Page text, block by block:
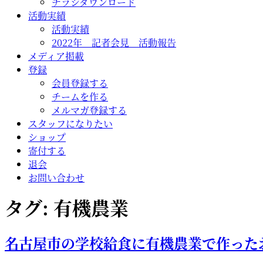
活動実績
活動実績
2022年 記者会見 活動報告
メディア掲載
登録
会員登録する
チームを作る
メルマガ登録する
スタッフになりたい
ショップ
寄付する
退会
お問い合わせ
タグ: 有機農業
名古屋市の学校給食に有機農業で作っ